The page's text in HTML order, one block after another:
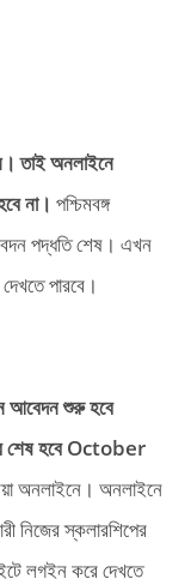
তাই অনলাইনে
না। পশ্চিমবঙ্গ
পদ্ধতি শেষ। এখন
পারবে।
আবেদন শুরু হবে
শেষ হবে October
অনলাইনে। অনলাইনে
নিজের স্কলারশিপের
লগইন করে দেখতে